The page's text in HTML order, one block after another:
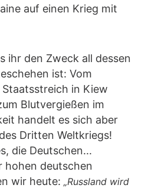
auf einen Krieg mit
ihr den Zweck all dessen
ist: Vom
in Kiew
Blutvergießen im
handelt es sich aber
Dritten Weltkriegs!
die Deutschen...
hohen deutschen
wir heute: „Russland wird